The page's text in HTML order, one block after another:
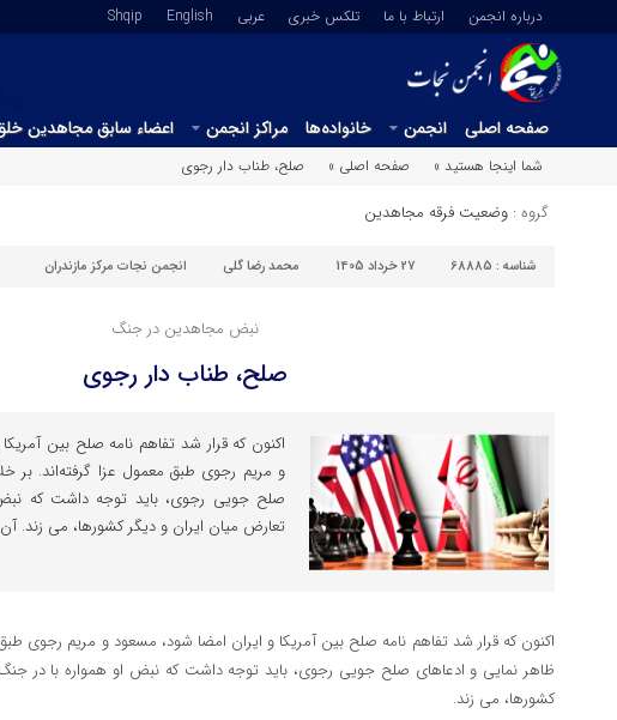
درباره انجمن ارتباط با ما تلکس خبری عربي English
Shqip
صفحه اصلی انجمن خانواده‌ها مراکز انجمن اعضاء سابق مجاهدین
شما اینجا هستید »
صفحه اصلی » صلح، طناب دار رجوی
گروه : وضعیت فرقه مجاهدین
شناسه : 68885 27 خرداد 1405 محمد رضا گلی انجمن نجات مرکز مازندران
نبض مجاهدین در جنگ
صلح، طناب دار رجوی
اکنون که قرار شد تفاهم نامه صلح بین
و مریم رجوی طبق معمول عزا گرفته‌اند. بر
صلح جویی رجوی، باید توجه داشت که
تعارض میان ایران و دیگر کشورها، می زند.
اکنون که قرار شد تفاهم نامه صلح بین آمریکا و ایران امضا شود، مسعود و مریم رجوی
ظاهر نمایی و ادعاهای صلح جویی رجوی، باید توجه داشت که نبض او همواره با در
کشورها، می زند.